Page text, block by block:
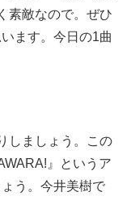
素敵なので。ぜひ
ます。今日の1曲
しましょう。この
』というア
う。今井美樹で